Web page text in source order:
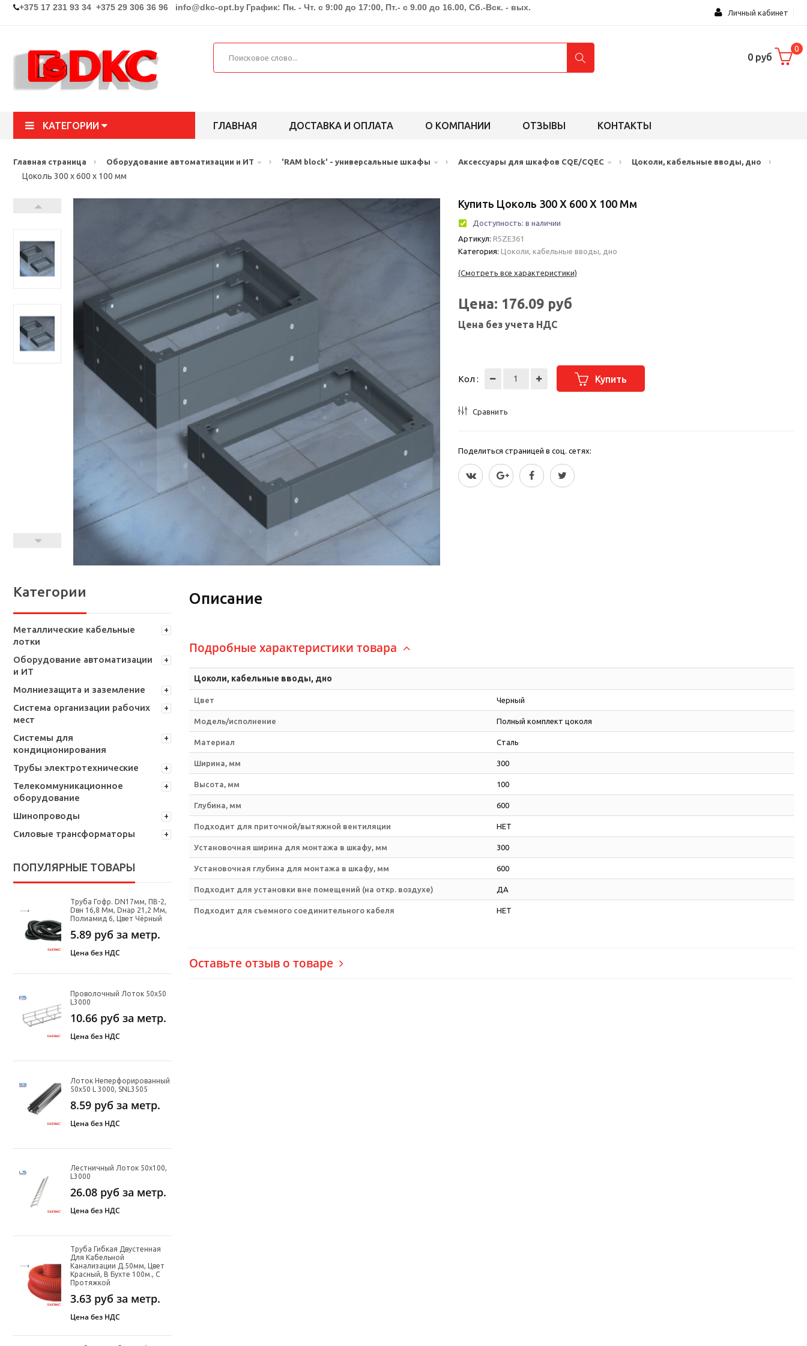
+375 17 231 93 34 +375 29 306 36 96 info@dkc-opt.by График: Пн. - Чт. с 9:00 до 17:00, Пт.- с 9.00 до 16.00, Сб.-Вск. - вых.
Личный кабинет
0 руб
0
КАТЕГОРИИ ГЛАВНАЯ ДОСТАВКА И ОПЛАТА О КОМПАНИИ ОТЗЫВЫ КОНТАКТЫ
Главная страница › Оборудование автоматизации и ИТ › 'RAM block' - универсальные шкафы › Аксессуары для шкафов CQE/CQEC › Цоколи, кабельные вводы, дно
›
Цоколь 300 x 600 x 100 мм
Купить Цоколь 300 X 600 X 100 Мм
Доступность: в наличии
Артикул: R5ZE361
Категория: Цоколи, кабельные вводы, дно
(Смотреть все характеристики)
Цена: 176.09 руб
Цена без учета НДС
Кол : Купить
Сравнить
Поделиться страницей в соц. сетях:
Категории
Металлические кабельные
лотки
Оборудование автоматизации
и ИТ
Молниезащита и заземление
Система организации рабочих
мест
Системы для
кондиционирования
Трубы электротехнические
Телекоммуникационное
оборудование
Шинопроводы
Силовые трансформаторы
ПОПУЛЯРНЫЕ ТОВАРЫ
Труба Гофр. DN17мм, ПВ-2,
Dвн 16,8 Мм, Dнар 21,2 Мм,
Полиамид 6, Цвет Чёрный
5.89 руб за метр.
Цена без НДС
Проволочный Лоток 50х50
L3000
10.66 руб за метр.
Цена без НДС
Лоток Неперфорированный
50х50 L 3000, SNL3505
8.59 руб за метр.
Цена без НДС
Лестничный Лоток 50х100,
L3000
26.08 руб за метр.
Цена без НДС
Труба Гибкая Двустенная
Для Кабельной
Канализации Д.50мм, Цвет
Красный, В Бухте 100м., С
Протяжкой
3.63 руб за метр.
Цена без НДС
Описание
Подробные характеристики товара
Цоколи, кабельные вводы, дно
Цвет Черный
Модель/исполнение Полный комплект цоколя
Материал Сталь
Ширина, мм 300
Высота, мм 100
Глубина, мм 600
Подходит для приточной/вытяжной вентиляции НЕТ
Установочная ширина для монтажа в шкафу, мм 300
Установочная глубина для монтажа в шкафу, мм 600
Подходит для установки вне помещений (на откр. воздухе) ДА
Подходит для съемного соединительного кабеля НЕТ
Оставьте отзыв о товаре